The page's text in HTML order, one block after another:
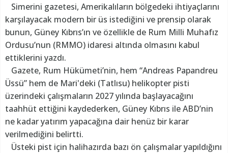
Simerini gazetesi, Amerikalıların bölgedeki ihtiyaçlarını
karşılayacak modern bir üs istediğini ve prensip olarak
bunun, Güney Kıbrıs’ın ve özellikle de Rum Milli Muhafız
Ordusu’nun (RMMO) idaresi altında olmasını kabul
ettiklerini yazdı.
Gazete, Rum Hükümeti’nin, hem “Andreas Papandreu
Üssü” hem de Mari'deki (Tatlısu) helikopter pisti
üzerindeki çalışmaların 2027 yılında başlayacağını
taahhüt ettiğini kaydederken, Güney Kıbrıs ile ABD’nin
ne kadar yatırım yapacağına dair henüz bir karar
verilmediğini belirtti.
Üsteki pist için halihazırda bazı ön çalışmalar yapıldığını